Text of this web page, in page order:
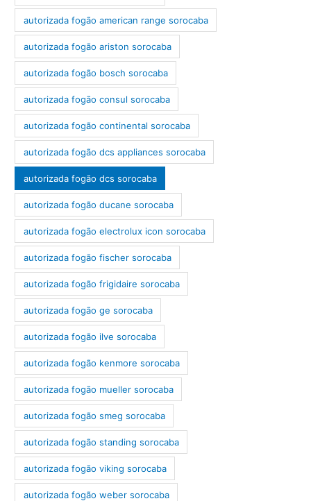
autorizada fogão american range sorocaba
autorizada fogão ariston sorocaba
autorizada fogão bosch sorocaba
autorizada fogão consul sorocaba
autorizada fogão continental sorocaba
autorizada fogão dcs appliances sorocaba
autorizada fogão dcs sorocaba
autorizada fogão ducane sorocaba
autorizada fogão electrolux icon sorocaba
autorizada fogão fischer sorocaba
autorizada fogão frigidaire sorocaba
autorizada fogão ge sorocaba
autorizada fogão ilve sorocaba
autorizada fogão kenmore sorocaba
autorizada fogão mueller sorocaba
autorizada fogão smeg sorocaba
autorizada fogão standing sorocaba
autorizada fogão viking sorocaba
autorizada fogão weber sorocaba